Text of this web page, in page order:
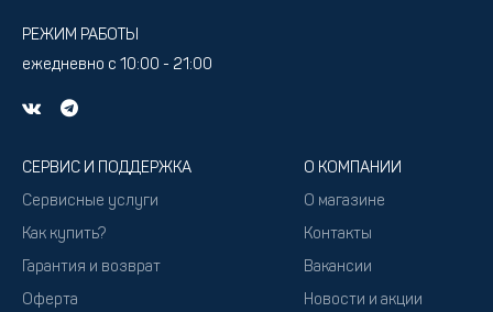
РЕЖИМ РАБОТЫ
ежедневно с 10:00 - 21:00
СЕРВИС И ПОДДЕРЖКА
Сервисные услуги
Как купить?
Гарантия и возврат
Оферта
О КОМПАНИИ
О магазине
Контакты
Вакансии
Новости и акции